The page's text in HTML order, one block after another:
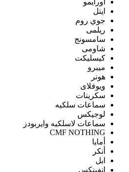
اورايمو
ايتل
جوي روم
ريلمى
سامسونج
شاومى
كيسليكت
ميبرو
هونر
ويوفلاى
سكرينات
سماعات سلكيه
لوجيكس
سماعات لاسلكيه وايربودز
CMF NOTHING
أمايا
أنكر
ابل
انفينكس